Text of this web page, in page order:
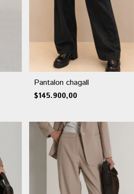
Pantalon chagall
$145.900,00